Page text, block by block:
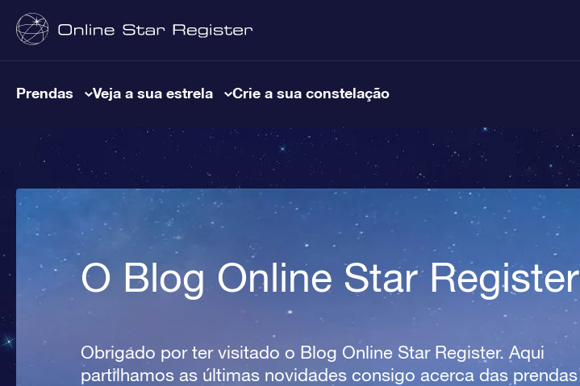
Prendas Veja a sua estrela Crie a sua constelação
O Blog Online Star Register
Obrigado por ter visitado o Blog Online Star Register. Aqui
partilhamos as últimas novidades consigo acerca das prendas